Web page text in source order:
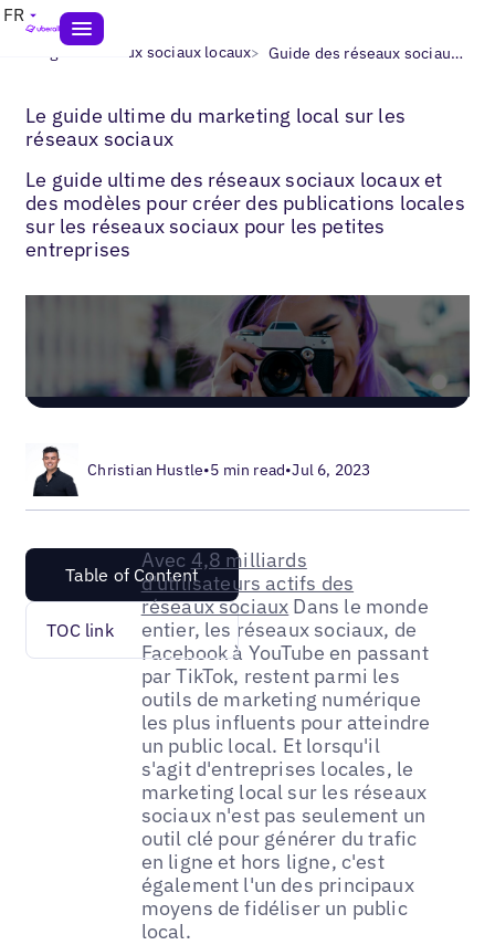
FR
Blogs> Réseaux sociaux locaux> Guide des réseaux sociaux locaux pour les entreprises multisites
Le guide ultime du marketing local sur les
réseaux sociaux
Le guide ultime des réseaux sociaux locaux et
des modèles pour créer des publications locales
sur les réseaux sociaux pour les petites
entreprises
Christian Hustle•5 min read•Jul 6, 2023
Table of Content
TOC link
Avec 4,8 milliards
d'utilisateurs actifs des
réseaux sociaux Dans le monde
entier, les réseaux sociaux, de
Facebook à YouTube en passant
par TikTok, restent parmi les
outils de marketing numérique
les plus influents pour atteindre
un public local. Et lorsqu'il
s'agit d'entreprises locales, le
marketing local sur les réseaux
sociaux n'est pas seulement un
outil clé pour générer du trafic
en ligne et hors ligne, c'est
également l'un des principaux
moyens de fidéliser un public
local.